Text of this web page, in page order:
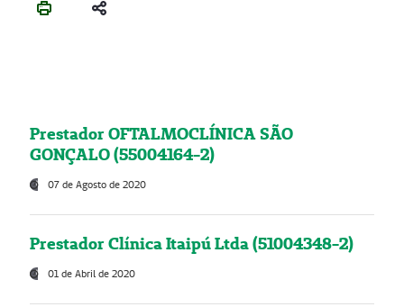
Prestador OFTALMOCLÍNICA SÃO
GONÇALO (55004164-2)
07 de Agosto de 2020
Prestador Clínica Itaipú Ltda (51004348-2)
01 de Abril de 2020